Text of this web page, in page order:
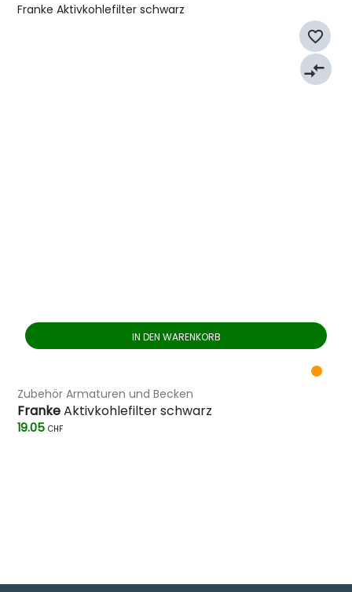
Franke Aktivkohlefilter schwarz
IN DEN WARENKORB
Zubehör Armaturen und Becken
FrankeAktivkohlefilter schwarz
19.05 CHF
favorite_border
compare_arrows